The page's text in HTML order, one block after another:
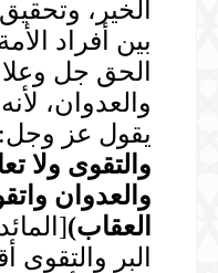
الخير،
بين أفراد
الحق جل
والعدوان،
يقول عز وجل:
والتقوى ولا
والعدوان
العقاب)
البر